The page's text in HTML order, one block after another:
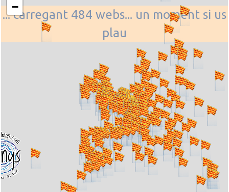
... carregant 484 webs... un moment si us
plau
−